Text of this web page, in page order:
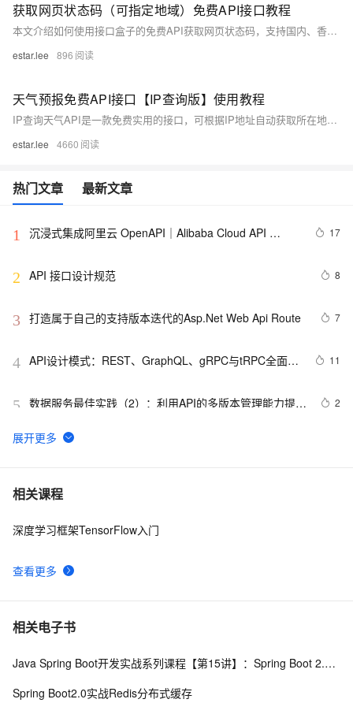
获取网页状态码（可指定地域）免费API接口教程
本文介绍如何使用接口盒子的免费API获取网页状态码，支持国内、香港、美国等不同地域访问节点。内容包括接口参数、调用方法及示例，适用于网站监控、链接检查等场景。
estar.lee 896
天气预报免费API接口【IP查询版】使用教程
IP查询天气API是一款免费实用的接口，可根据IP地址自动获取所在地天气预报，支持自定义IP查询。核心功能包括自动识别请求IP、全国IP天气查询，数据源自中国气象局，无日调用上限。提供详细的返回参数及多语言示例代码，适用于网站、APP、物联网设备等应用场景。
estar.lee 4660
热门文章 最新文章
1
沉浸式集成阿里云 OpenAPI｜Alibaba Cloud API
17
2 API 接口设计规范 8
3 打造属于自己的支持版本迭代的Asp.Net Web Api Route 7
4 API设计模式：REST、GraphQL、gRPC与tRPC全面解
11
5 数据服务最佳实践（2）：利用API的多版本管理能力提升
2
6 shopee API 接入说明
7 申请google android map api key
8 GrayLog使用HTTP JSONPath方式调用微步在线云API
9 透过【百度地图API】分析双闭包问题
10
相关课程
查看更多
深度学习框架TensorFlow入门
相关电子书
Java Spring Boot开发实战系列课程【第15讲】：Spring Boot 2.0 API与Spring REST Docs实战
Spring Boot2.0实战Redis分布式缓存